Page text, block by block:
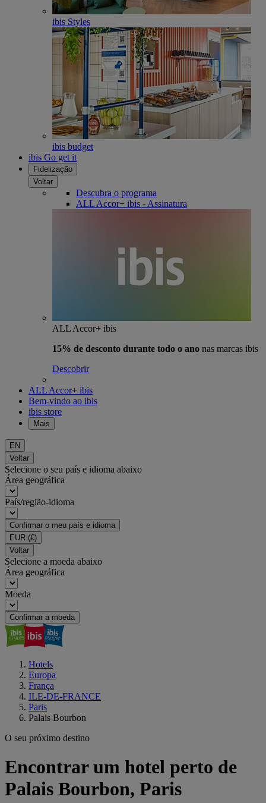
ibis Styles
ibis budget
ibis Go get it
Fidelização
Voltar
Descubra o programa
ALL Accor+ ibis - Assinatura
ALL Accor+ ibis
15% de desconto durante todo o ano nas marcas ibis
Descobrir
ALL Accor+ ibis
Bem-vindo ao ibis
ibis store
Mais
EN
Voltar
Selecione o seu país e idioma abaixo
Área geográfica
País/região-idioma
Confirmar o meu país e idioma
EUR (€)
Voltar
Selecione a moeda abaixo
Área geográfica
Moeda
Confirmar a moeda
Hotels
Europa
França
ILE-DE-FRANCE
Paris
Palais Bourbon
O seu próximo destino
Encontrar um hotel perto de
Palais Bourbon, Paris